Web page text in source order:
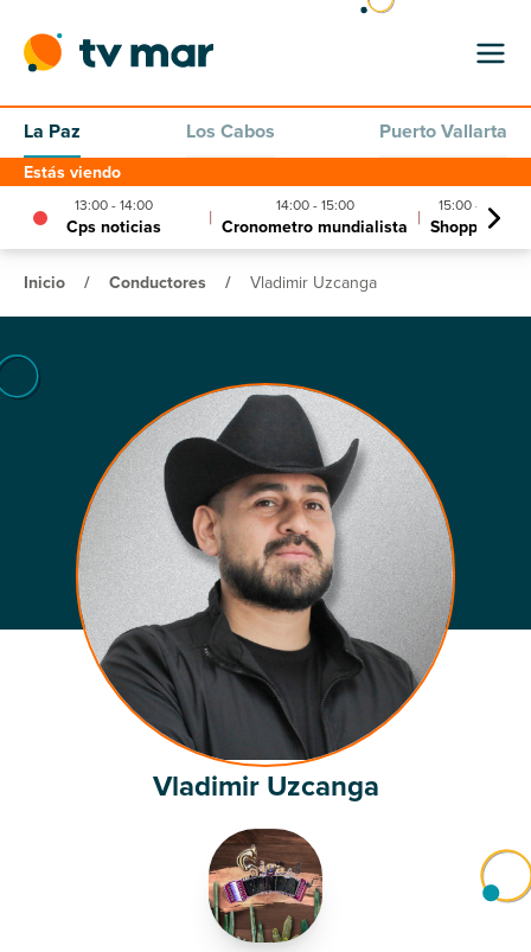
La Paz Los Cabos Puerto Vallarta
Estás viendo
13:00 - 14:00
Cps noticias | 14:00 - 15:00
Cronometro mundialista | 15:00 - 15:15
Shopping tv
Inicio / Conductores / Vladimir Uzcanga
Vladimir Uzcanga